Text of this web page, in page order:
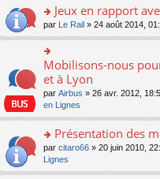
o
n
lu
le
pl
u
s
ré
c
e
nt
a
g
e
n
o
n
le
u
s
ré
c
e
er
le
m
e
s
s
g
o
n
lu
le
o
n
s
ult
er
le
m
e
s
s
g
Jeux en rapport
par Le Rail » 24 août 2014,
o
n
ult
le
m
e
s
s
Mobilisons-nous
et à Lyon
par Airbus » 26 avr. 2012,
en Lignes
o
s
Présentation des
par citaro66 » 20 juin 2010,
Lignes